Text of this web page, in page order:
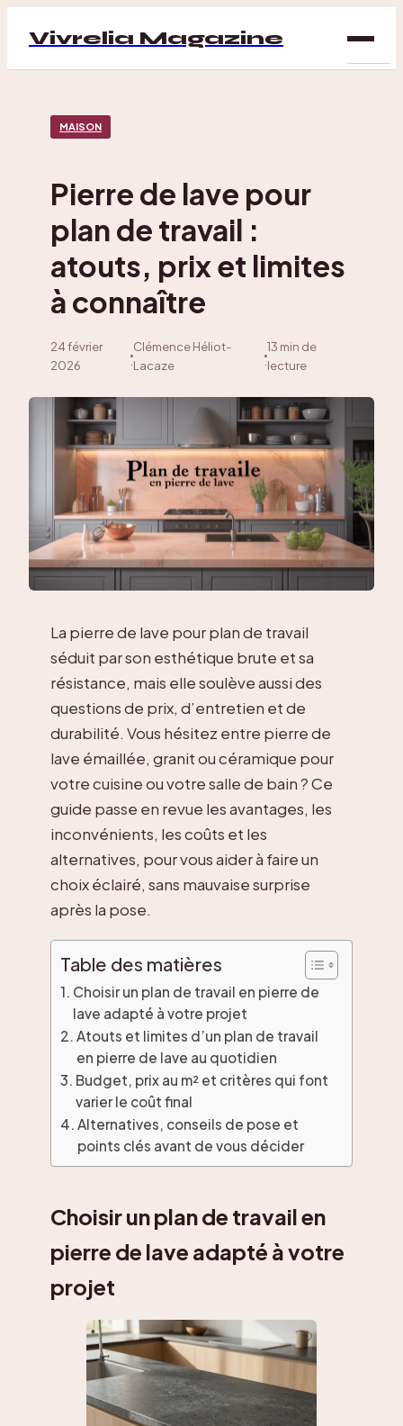
Vivrelia Magazine
MAISON
Pierre de lave pour
plan de travail :
atouts, prix et limites
à connaître
24 février
2026
·
Clémence Héliot-
Lacaze
·
13 min de
lecture
La pierre de lave pour plan de travail
séduit par son esthétique brute et sa
résistance, mais elle soulève aussi des
questions de prix, d’entretien et de
durabilité. Vous hésitez entre pierre de
lave émaillée, granit ou céramique pour
votre cuisine ou votre salle de bain ? Ce
guide passe en revue les avantages, les
inconvénients, les coûts et les
alternatives, pour vous aider à faire un
choix éclairé, sans mauvaise surprise
après la pose.
Table des matières
Choisir un plan de travail en pierre de
lave adapté à votre projet
Atouts et limites d’un plan de travail
en pierre de lave au quotidien
Budget, prix au m² et critères qui font
varier le coût final
Alternatives, conseils de pose et
points clés avant de vous décider
Choisir un plan de travail en
pierre de lave adapté à votre
projet